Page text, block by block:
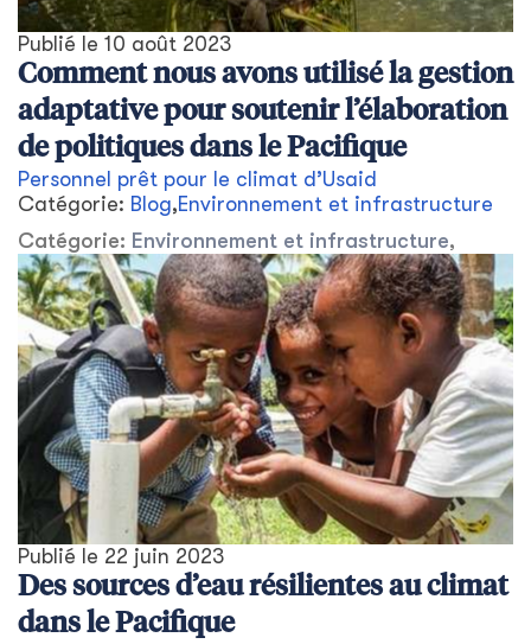
Publié le 10 août 2023
Comment nous avons utilisé la gestion
adaptative pour soutenir l’élaboration
de politiques dans le Pacifique
Personnel prêt pour le climat d’Usaid
Catégorie: Blog,Environnement et infrastructure
Catégorie: Environnement et infrastructure,
Publié le 22 juin 2023
Des sources d’eau résilientes au climat
dans le Pacifique